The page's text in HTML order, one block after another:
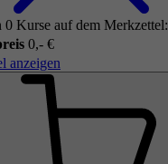
0 Kurse auf dem Merkzettel:
0,- €
anzeigen